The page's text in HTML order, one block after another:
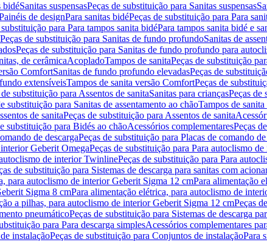
bidéSanitas suspensasPeças de substituição para Sanitas suspensas
de designPara sanitas bidéPeças de substituição para Para
para Para tampos sanita bidéPara tampos sanita bidé e
Peças de substituição para Sanitas de fundo profundoSanitas de
Peças de substituição para Sanitas de fundo profundo para
de cerâmicaAcopladoTampos de sanitaPeças de substituição
ComfortSanitas de fundo profundo elevadasPeças de
extensíveisTampos de sanita versão ComfortPeças de
de substituição para Assentos de sanitaSanitas para criançasPeças de
substituição para Sanitas de assentamento ao chãoTampos de
de sanitaPeças de substituição para Assentos de sanita
substituição para Bidés ao chãoAcessórios complementaresPeças
de descargaPeças de substituição para Placas de comando
Geberit OmegaPeças de substituição para Para autoclismo
de interior TwinlinePeças de substituição para Para
de substituição para Sistemas de descarga para sanitas com
para autoclismo de interior Geberit Sigma 12 cmPara alimentação
Sigma 8 cmPara alimentação elétrica, para autoclismo de
a pilhas, para autoclismo de interior Geberit Sigma 12 cmPeças
pneumáticoPeças de substituição para Sistemas de descarga
para Para descarga simplesAcessórios complementares
instalaçãoPeças de substituição para Conjuntos de instalaçãoPara